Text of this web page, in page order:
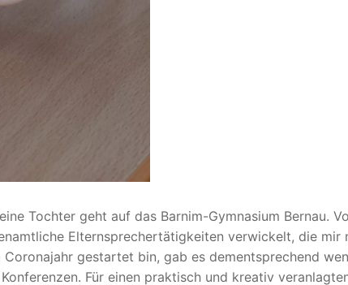
Tochter geht auf das Barnim-Gymnasium Bernau.
Elternsprechertätigkeiten verwickelt, die mir
gestartet bin, gab es dementsprechend
Für einen praktisch und kreativ